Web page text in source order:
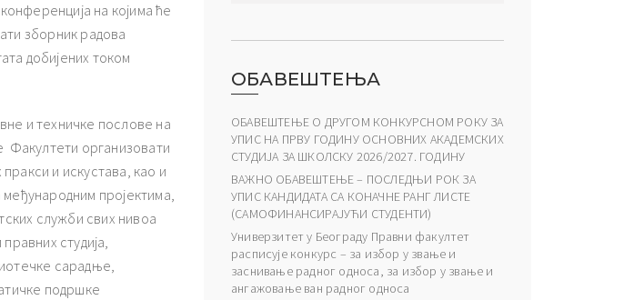
на којима ће
зборник радова
добијених током
и техничке послове на
Факултети организовати
и искустава, као и
пројектима,
служби свих нивоа
студија,
сарадње,
подршке
ОБАВЕШТЕЊА
ОБАВЕШТЕЊЕ О ДРУГОМ КОНКУРСНОМ РОКУ ЗА
УПИС НА ПРВУ ГОДИНУ ОСНОВНИХ АКАДЕМСКИХ
СТУДИЈА ЗА ШКОЛСКУ 2026/2027. ГОДИНУ
ВАЖНО ОБАВЕШТЕЊЕ – ПОСЛЕДЊИ РОК ЗА
УПИС КАНДИДАТА СА КОНАЧНЕ РАНГ ЛИСТЕ
(САМОФИНАНСИРАЈУЋИ СТУДЕНТИ)
Универзитет у Београду Правни факултет
расписује конкурс – за избор у звање и
заснивање радног односа, за избор у звање и
ангажовање ван радног односа